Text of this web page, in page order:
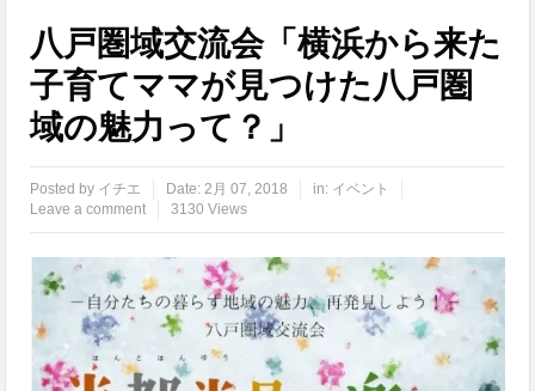
八戸圏域交流会「横浜から来た
子育てママが見つけた八戸圏
域の魅力って？」
Posted by イチエ Date:2月 07, 2018 in: イベント
Leave a comment
3130 Views